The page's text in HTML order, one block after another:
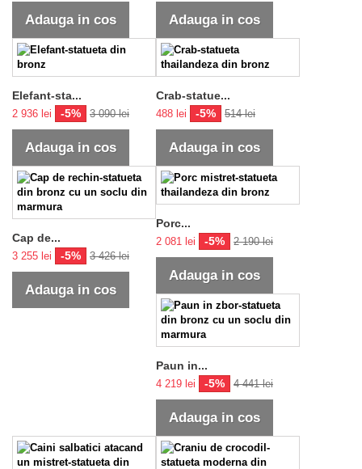
Adauga in cos Adauga in cos
Elefant-sta...
2 936 lei -5% 3 090 lei
Adauga in cos
Crab-statue...
488 lei -5% 514 lei
Adauga in cos
Cap de...
3 255 lei -5% 3 426 lei
Adauga in cos
Porc...
2 081 lei -5% 2 190 lei
Adauga in cos
Paun in...
4 219 lei -5% 4 441 lei
Adauga in cos